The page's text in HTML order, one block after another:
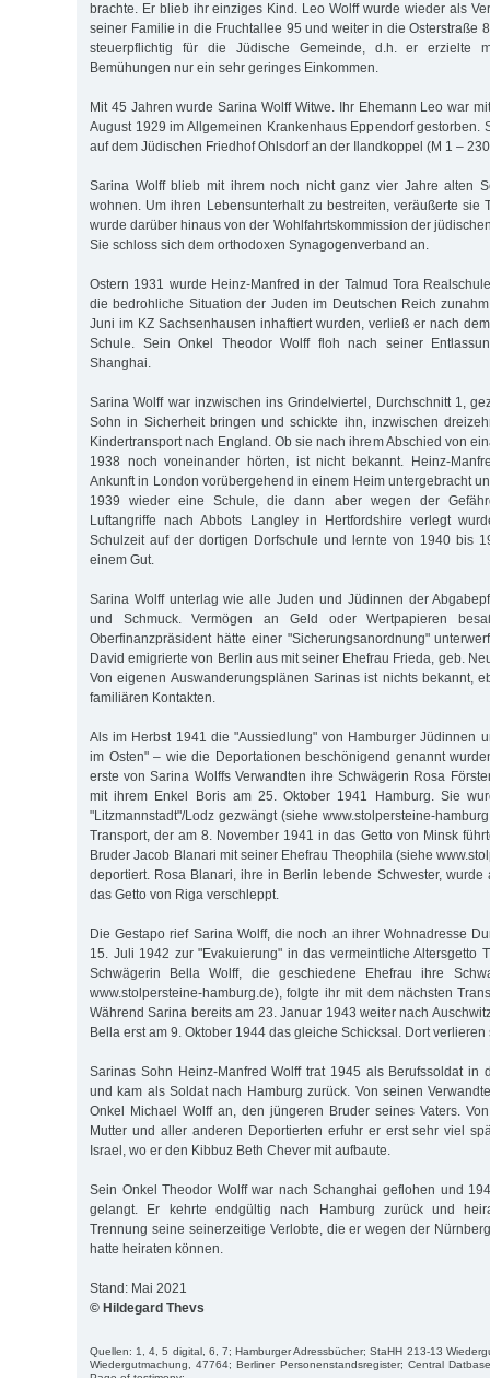
brachte. Er blieb ihr einziges Kind. Leo Wolff wurde wieder als
seiner Familie in die Fruchtallee 95 und weiter in die Osterstraße
steuerpflichtig für die Jüdische Gemeinde, d.h. er erzielte
Bemühungen nur ein sehr geringes Einkommen.
Mit 45 Jahren wurde Sarina Wolff Witwe. Ihr Ehemann Leo war
August 1929 im Allgemeinen Krankenhaus Eppendorf gestorben.
auf dem Jüdischen Friedhof Ohlsdorf an der Ilandkoppel (M 1 –
Sarina Wolff blieb mit ihrem noch nicht ganz vier Jahre alten
wohnen. Um ihren Lebensunterhalt zu bestreiten, veräußerte sie
wurde darüber hinaus von der Wohlfahrtskommission der
Sie schloss sich dem orthodoxen Synagogenverband an.
Ostern 1931 wurde Heinz-Manfred in der Talmud Tora
die bedrohliche Situation der Juden im Deutschen Reich
Juni im KZ Sachsenhausen inhaftiert wurden, verließ er nach
Schule. Sein Onkel Theodor Wolff floh nach seiner
Shanghai.
Sarina Wolff war inzwischen ins Grindelviertel, Durchschnitt 1,
Sohn in Sicherheit bringen und schickte ihn, inzwischen
Kindertransport nach England. Ob sie nach ihrem Abschied von
1938 noch voneinander hörten, ist nicht bekannt. Heinz-
Ankunft in London vorübergehend in einem Heim untergebracht
1939 wieder eine Schule, die dann aber wegen der
Luftangriffe nach Abbots Langley in Hertfordshire verlegt
Schulzeit auf der dortigen Dorfschule und lernte von 1940 bis
einem Gut.
Sarina Wolff unterlag wie alle Juden und Jüdinnen der
und Schmuck. Vermögen an Geld oder Wertpapieren
Oberfinanzpräsident hätte einer "Sicherungsanordnung"
David emigrierte von Berlin aus mit seiner Ehefrau Frieda, geb.
Von eigenen Auswanderungsplänen Sarinas ist nichts bekannt,
familiären Kontakten.
Als im Herbst 1941 die "Aussiedlung" von Hamburger Jüdinnen
im Osten" – wie die Deportationen beschönigend genannt
erste von Sarina Wolffs Verwandten ihre Schwägerin Rosa
mit ihrem Enkel Boris am 25. Oktober 1941 Hamburg. Sie
"Litzmannstadt"/Lodz gezwängt (siehe www.stolpersteine-
Transport, der am 8. November 1941 in das Getto von Minsk
Bruder Jacob Blanari mit seiner Ehefrau Theophila (siehe
deportiert. Rosa Blanari, ihre in Berlin lebende Schwester,
das Getto von Riga verschleppt.
Die Gestapo rief Sarina Wolff, die noch an ihrer Wohnadresse
15. Juli 1942 zur "Evakuierung" in das vermeintliche Altersgetto
Schwägerin Bella Wolff, die geschiedene Ehefrau ihre
www.stolpersteine-hamburg.de), folgte ihr mit dem nächsten
Während Sarina bereits am 23. Januar 1943 weiter nach
Bella erst am 9. Oktober 1944 das gleiche Schicksal. Dort
Sarinas Sohn Heinz-Manfred Wolff trat 1945 als Berufssoldat in
und kam als Soldat nach Hamburg zurück. Von seinen
Onkel Michael Wolff an, den jüngeren Bruder seines Vaters.
Mutter und aller anderen Deportierten erfuhr er erst sehr viel
Israel, wo er den Kibbuz Beth Chever mit aufbaute.
Sein Onkel Theodor Wolff war nach Schanghai geflohen und
gelangt. Er kehrte endgültig nach Hamburg zurück und
Trennung seine seinerzeitige Verlobte, die er wegen der
hatte heiraten können.
Stand: Mai 2021
© Hildegard Thevs
Quellen: 1, 4, 5 digital, 6, 7; Hamburger Adressbücher; StaHH 213-13
Wiedergutmachung, 47764; Berliner Personenstandsregister; Central